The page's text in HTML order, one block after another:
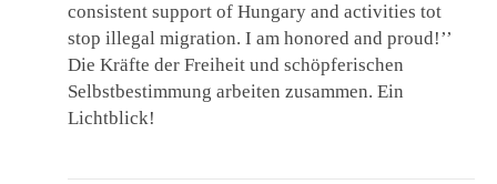
consistent support of Hungary and activities tot
stop illegal migration. I am honored and proud!’’
Die Kräfte der Freiheit und schöpferischen
Selbstbestimmung arbeiten zusammen. Ein
Lichtblick!